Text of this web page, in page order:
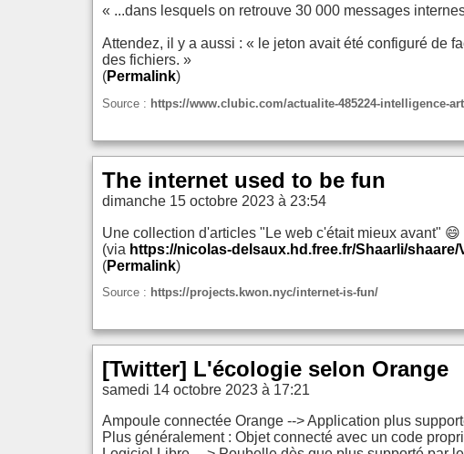
« ...dans lesquels on retrouve 30 000 messages
Attendez, il y a aussi : « le jeton avait été configuré de
des fichiers. »
(Permalink)
Source : https://www.clubic.com/actualite-485224-intelligence-
The internet used to be fun
dimanche 15 octobre 2023 à 23:54
Une collection d'articles "Le web c'était mieux avant" 😄
(via https://nicolas-delsaux.hd.free.fr/Shaarli/shaare/
(Permalink)
Source : https://projects.kwon.nyc/internet-is-fun/
[Twitter] L'écologie selon Orange
samedi 14 octobre 2023 à 17:21
Ampoule connectée Orange --> Application plus
Plus généralement : Objet connecté avec un code